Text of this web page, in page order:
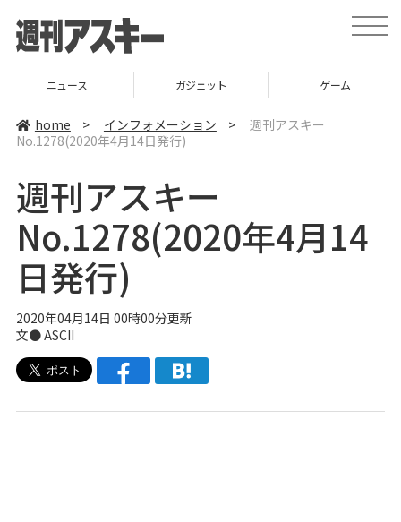
t
o
ニュース ガジェット ゲーム
home > インフォメーション >
週刊アスキー
No.1278(2020年4月14日発行)
週刊アスキー
No.1278(2020年4月14
日発行)
2020年04月14日 00時00分更新
文●ASCII